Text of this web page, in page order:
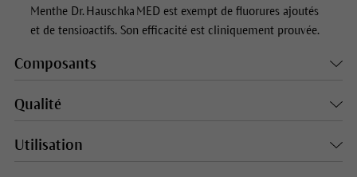
Menthe Dr. Hauschka MED est exempt de fluorures ajoutés
et de tensioactifs. Son efficacité est cliniquement prouvée.
Composants
Qualité
Utilisation